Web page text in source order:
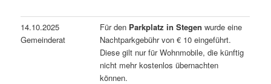
14.10.2025
Gemeinderat
Für den Parkplatz in Stegen wurde eine
Nachtparkgebühr von € 10 eingeführt.
Diese gilt nur für Wohnmobile, die künftig
nicht mehr kostenlos übernachten
können.